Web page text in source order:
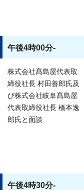
午後4時00分-
株式会社髙島屋代表取
締役社長 村田善郎氏及
び株式会社岐阜髙島屋
代表取締役社長 橋本逸
郎氏と面談
午後4時30分-